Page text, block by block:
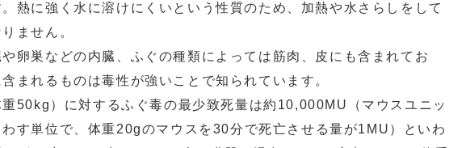
熱に強く水に溶けにくいという性質のため、加熱や水さらしをして
ません。
卵巣などの内臓、ふぐの種類によっては筋肉、皮にも含まれてお
まれるものは毒性が強いことで知られています。
50kg）に対するふぐ毒の最少致死量は約10,000MU（マウスユニッ
わす単位で、体重20gのマウスを30分で死亡させる量が1MU）といわ